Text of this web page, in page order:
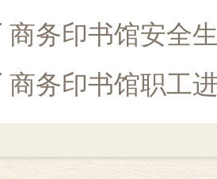
商务印书馆安全
商务印书馆职工